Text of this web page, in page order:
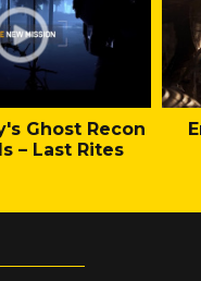
Ghost Recon
– Last Rites